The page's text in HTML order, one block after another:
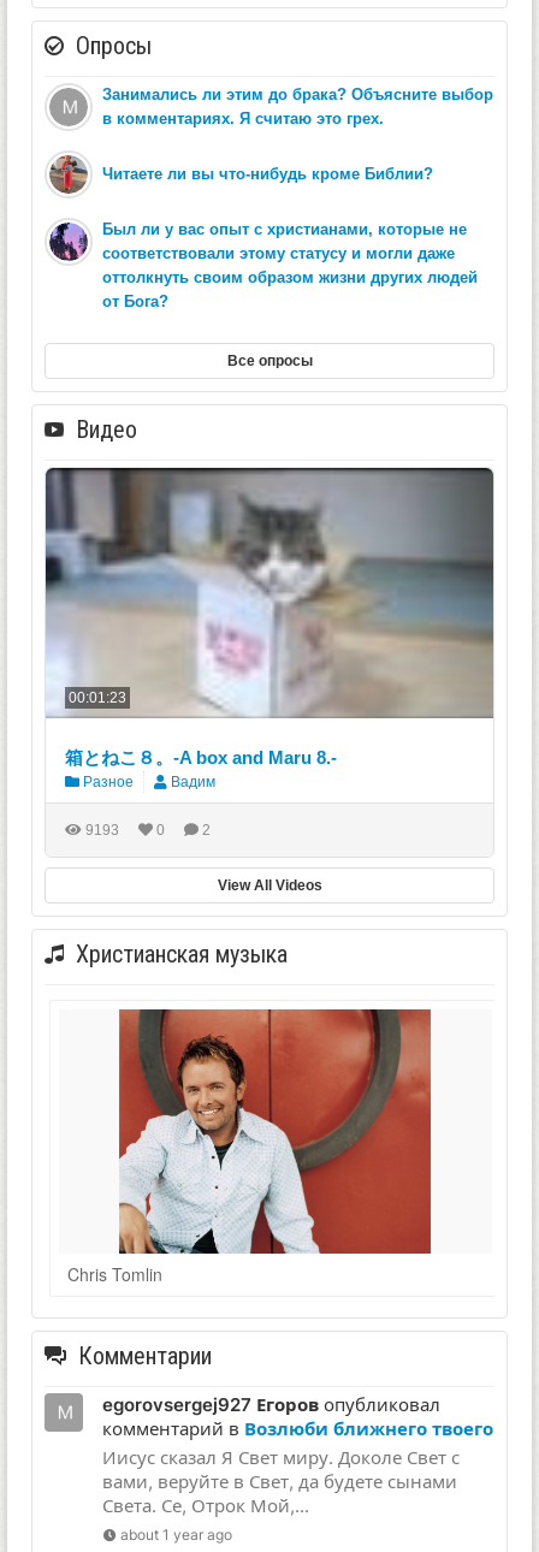
Опросы
Занимались ли этим до брака? Объясните выбор
в комментариях. Я считаю это грех.
Читаете ли вы что-нибудь кроме Библии?
Был ли у вас опыт с христианами, которые не
соответствовали этому статусу и могли даже
оттолкнуть своим образом жизни других людей
от Бога?
Все опросы
Видео
00:01:23
箱とねこ８。-A box and Maru 8.-
Разное Вадим
9193 0 2
View All Videos
Христианская музыка
Chris Tomlin
Комментарии
egorovsergej927 Егоров опубликовал
комментарий в Возлюби ближнего твоего
Иисус сказал Я Свет миру. Доколе Свет с
вами, веруйте в Свет, да будете сынами
Света. Се, Отрок Мой,...
about 1 year ago